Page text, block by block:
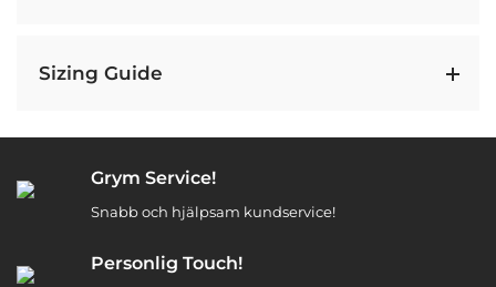
Sizing Guide
Grym Service!
Snabb och hjälpsam kundservice!
Personlig Touch!